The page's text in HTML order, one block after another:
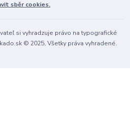
sběr cookies.
si vyhradzuje právo na typografické
© 2025, Všetky práva vyhradené.